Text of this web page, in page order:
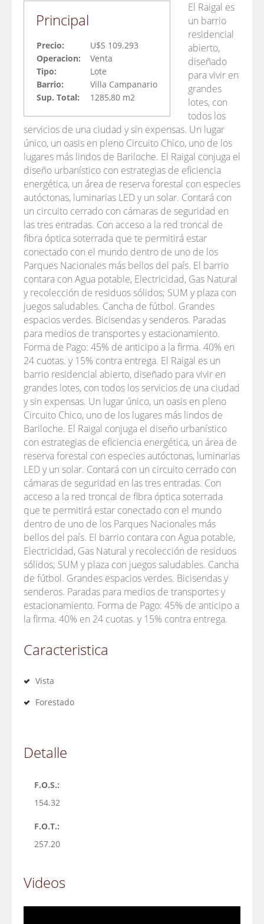
Principal
Precio:
U$S 109.293
Operacion:
Venta
Tipo:
Lote
Barrio:
Villa Campanario
Sup. Total:
1285,80 m2
El Raigal es
un barrio
residencial
abierto,
diseñado
para vivir en
grandes
lotes, con
todos los
servicios de una ciudad y sin expensas. Un lugar
único, un oasis en pleno Circuito Chico, uno de los
lugares más lindos de Bariloche. El Raigal conjuga el
diseño urbanístico con estrategias de eficiencia
energética, un área de reserva forestal con especies
autóctonas, luminarias LED y un solar. Contará con
un circuito cerrado con cámaras de seguridad en
las tres entradas. Con acceso a la red troncal de
fibra óptica soterrada que te permitirá estar
conectado con el mundo dentro de uno de los
Parques Nacionales más bellos del país. El barrio
contara con Agua potable, Electricidad, Gas Natural
y recolección de residuos sólidos; SUM y plaza con
juegos saludables. Cancha de fútbol. Grandes
espacios verdes. Bicisendas y senderos. Paradas
para medios de transportes y estacionamiento.
Forma de Pago: 45% de anticipo a la firma. 40% en
24 cuotas. y 15% contra entrega. El Raigal es un
barrio residencial abierto, diseñado para vivir en
grandes lotes, con todos los servicios de una ciudad
y sin expensas. Un lugar único, un oasis en pleno
Circuito Chico, uno de los lugares más lindos de
Bariloche. El Raigal conjuga el diseño urbanístico
con estrategias de eficiencia energética, un área de
reserva forestal con especies autóctonas, luminarias
LED y un solar. Contará con un circuito cerrado con
cámaras de seguridad en las tres entradas. Con
acceso a la red troncal de fibra óptica soterrada
que te permitirá estar conectado con el mundo
dentro de uno de los Parques Nacionales más
bellos del país. El barrio contara con Agua potable,
Electricidad, Gas Natural y recolección de residuos
sólidos; SUM y plaza con juegos saludables. Cancha
de fútbol. Grandes espacios verdes. Bicisendas y
senderos. Paradas para medios de transportes y
estacionamiento. Forma de Pago: 45% de anticipo a
la firma. 40% en 24 cuotas. y 15% contra entrega.
Caracteristica
Vista
Forestado
Detalle
F.O.S.:
154.32
F.O.T.:
257.20
Videos